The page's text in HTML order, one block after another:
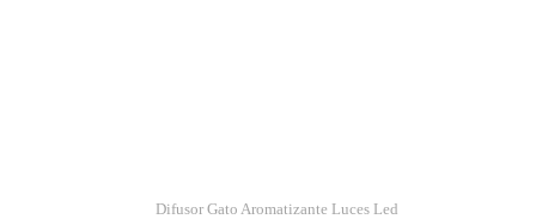
Difusor Gato Aromatizante Luces Led